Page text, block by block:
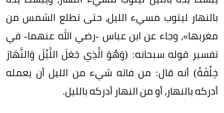
بالنهار ليتوب مسيء الليل، حتى تطلع الشمس من
مغربها»، وجاء عن ابن عباس -رضي الله عنهما- في
تفسير قوله سبحانه: (وَهُوَ الَّذِي جَعَلَ اللَّيْلَ وَالنَّهَارَ
خِلْفَةً) أنه قال: من فاته شيء من الليل أن يعمله
أدركه بالنهار، أو من النهار أدركه بالليل.